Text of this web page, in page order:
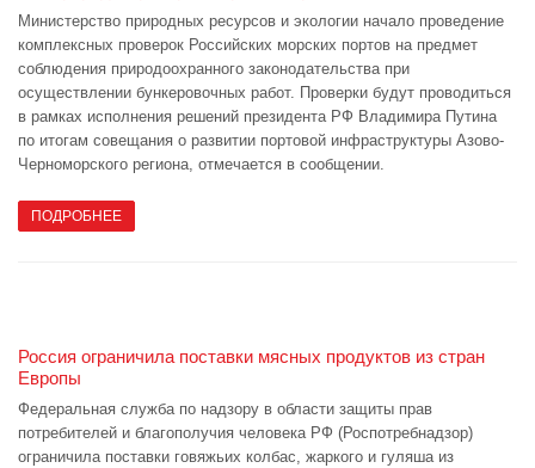
Министерство природных ресурсов и экологии начало проведение
комплексных проверок Российских морских портов на предмет
соблюдения природоохранного законодательства при
осуществлении бункеровочных работ. Проверки будут проводиться
в рамках исполнения решений президента РФ Владимира Путина
по итогам совещания о развитии портовой инфраструктуры Азово-
Черноморского региона, отмечается в сообщении.
ПОДРОБНЕЕ
Россия ограничила поставки мясных продуктов из стран
Европы
Федеральная служба по надзору в области защиты прав
потребителей и благополучия человека РФ (Роспотребнадзор)
ограничила поставки говяжьих колбас, жаркого и гуляша из